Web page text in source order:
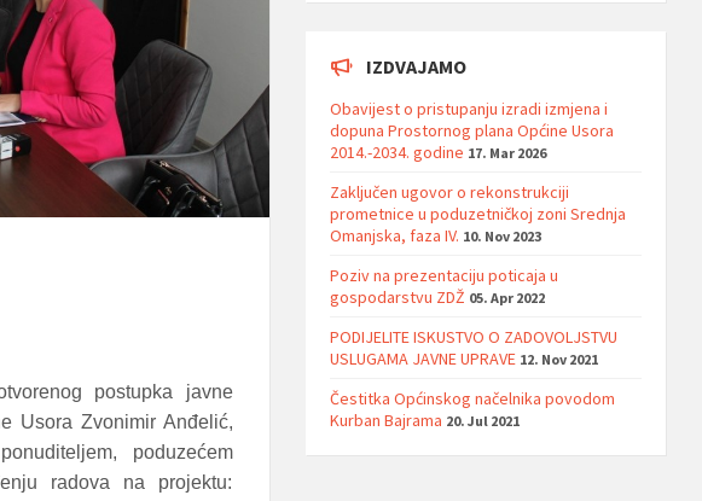
postupka javne
Usora Zvonimir Anđelić,
poduzećem
radova na projektu:
IZDVAJAMO
Obavijest o pristupanju izradi izmjena i
dopuna Prostornog plana Općine Usora
2014.-2034. godine 17. Mar 2026
Zaključen ugovor o rekonstrukciji
prometnice u poduzetničkoj zoni Srednja
Omanjska, faza IV. 10. Nov 2023
Poziv na prezentaciju poticaja u
gospodarstvu ZDŽ 05. Apr 2022
PODIJELITE ISKUSTVO O ZADOVOLJSTVU
USLUGAMA JAVNE UPRAVE 12. Nov 2021
Čestitka Općinskog načelnika povodom
Kurban Bajrama 20. Jul 2021